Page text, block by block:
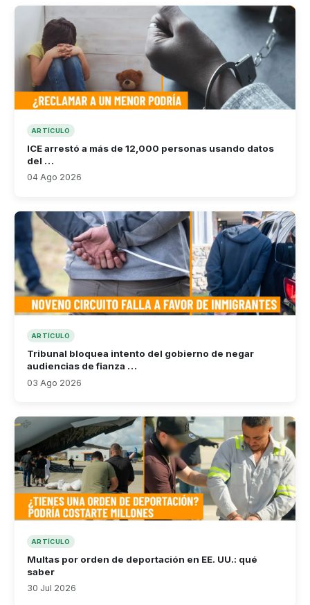
ARTÍCULO
ICE arrestó a más de 12,000 personas usando datos
del …
04 Ago 2026
ARTÍCULO
Tribunal bloquea intento del gobierno de negar
audiencias de fianza …
03 Ago 2026
ARTÍCULO
Multas por orden de deportación en EE. UU.: qué
saber
30 Jul 2026